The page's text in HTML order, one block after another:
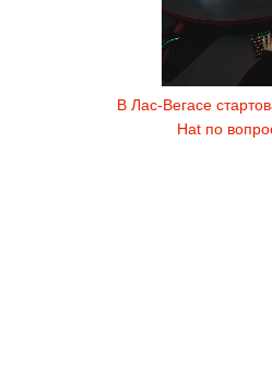
В Лас-Вегасе
Hat по